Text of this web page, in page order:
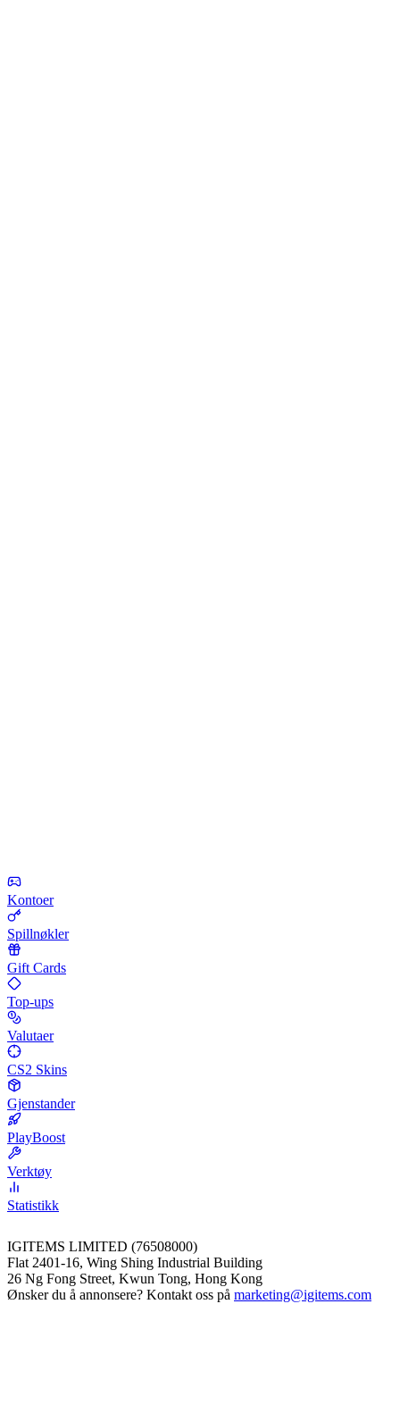
Kontoer
Spillnøkler
Gift Cards
Top-ups
Valutaer
CS2 Skins
Gjenstander
PlayBoost
Verktøy
Statistikk
IGITEMS LIMITED (76508000)
Flat 2401-16, Wing Shing Industrial Building
26 Ng Fong Street, Kwun Tong, Hong Kong
Ønsker du å annonsere? Kontakt oss på marketing@igitems.com